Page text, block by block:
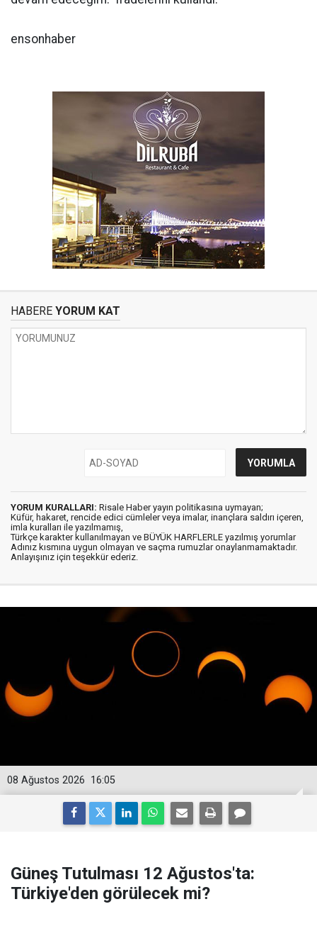
ensonhaber
HABERE YORUM KAT
YORUM KURALLARI: Risale Haber yayın politikasına uymayan;
Küfür, hakaret, rencide edici cümleler veya imalar, inançlara saldırı içeren,
imla kuralları ile yazılmamış,
Türkçe karakter kullanılmayan ve BÜYÜK HARFLERLE yazılmış yorumlar
Adınız kısmına uygun olmayan ve saçma rumuzlar onaylanmamaktadır.
Anlayışınız için teşekkür ederiz.
16:05
08 Ağustos 2026
Güneş Tutulması 12 Ağustos'ta:
Türkiye'den görülecek mi?